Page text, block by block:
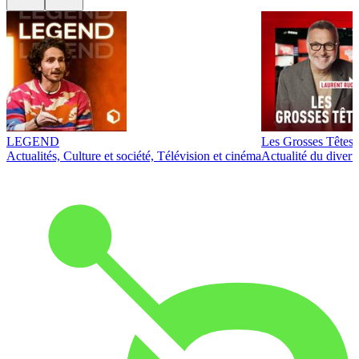
LEGEND
Actualités, Culture et société, Télévision et cinéma
Les Grosses Têtes
Actualité du